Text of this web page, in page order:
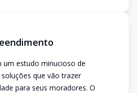
estudo minucioso de
que vão trazer
para seus moradores. O